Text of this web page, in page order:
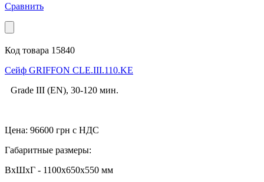
Сравнить
Код товара 15840
Cейф GRIFFON CLE.III.110.KE
Grade III (EN), 30-120 мин.
Цена: 96600 грн с НДС
Габаритные размеры:
ВхШхГ - 1100x650x550 мм